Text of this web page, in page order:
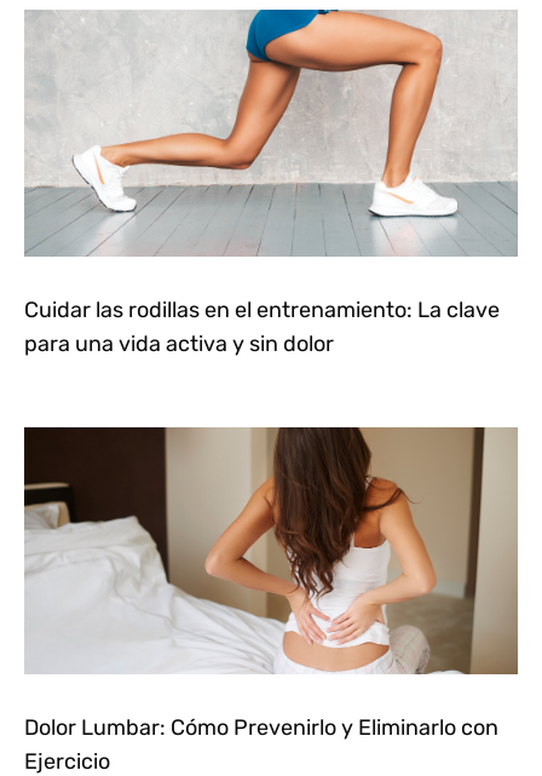
Cuidar las rodillas en el entrenamiento: La clave
para una vida activa y sin dolor
Dolor Lumbar: Cómo Prevenirlo y Eliminarlo con
Ejercicio